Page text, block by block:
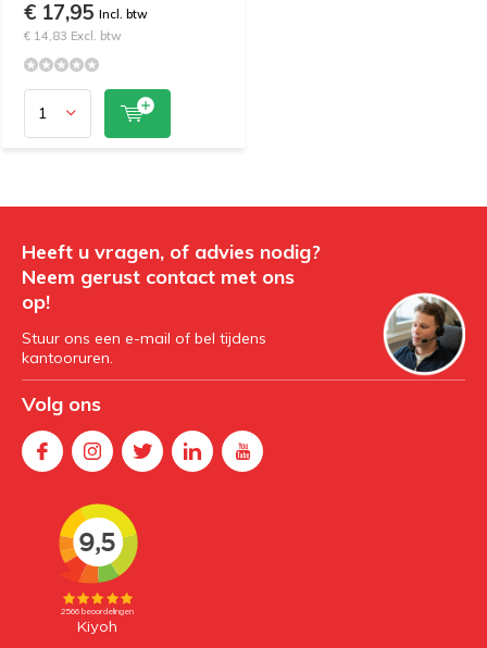
€ 17,95 Incl. btw
€ 14,83 Excl. btw
Heeft u vragen, of advies nodig?
Neem gerust contact met ons
op!
Stuur ons een e-mail of bel tijdens
kantooruren.
Volg ons